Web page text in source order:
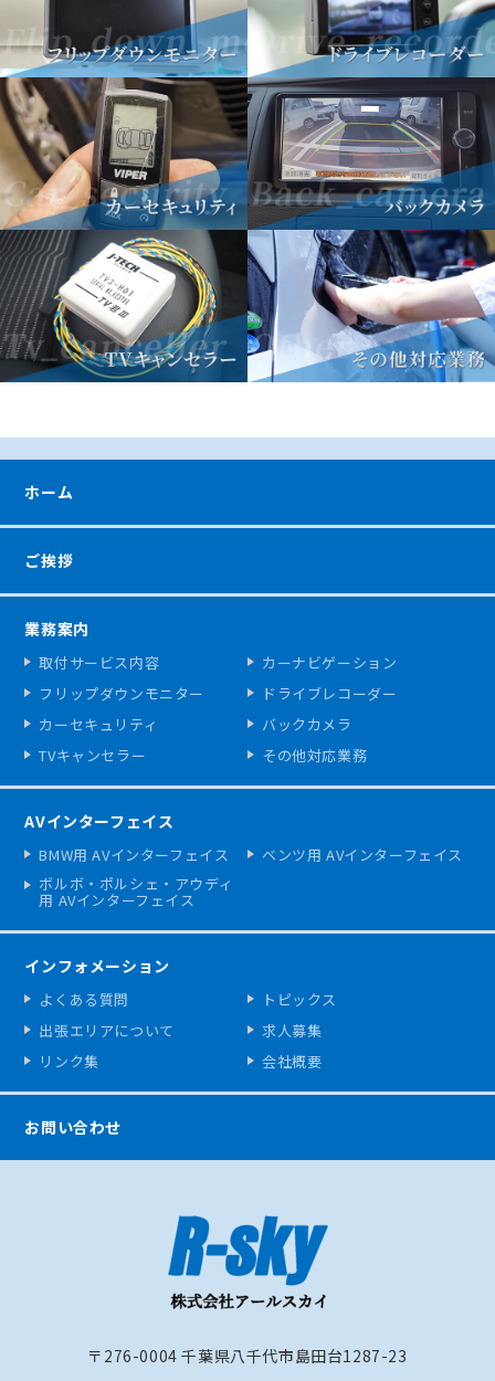
ホーム
ご挨拶
業務案内
取付サービス内容
カーナビゲーション
フリップダウンモニター
ドライブレコーダー
カーセキュリティ
バックカメラ
TVキャンセラー
その他対応業務
AVインターフェイス
BMW用 AVインターフェイス
ベンツ用 AVインターフェイス
ボルボ・ポルシェ・アウディ
用 AVインターフェイス
インフォメーション
よくある質問
トピックス
出張エリアについて
求人募集
リンク集
会社概要
お問い合わせ
〒276-0004 千葉県八千代市島田台1287-23